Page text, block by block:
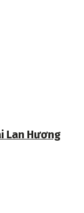
Lan Hương